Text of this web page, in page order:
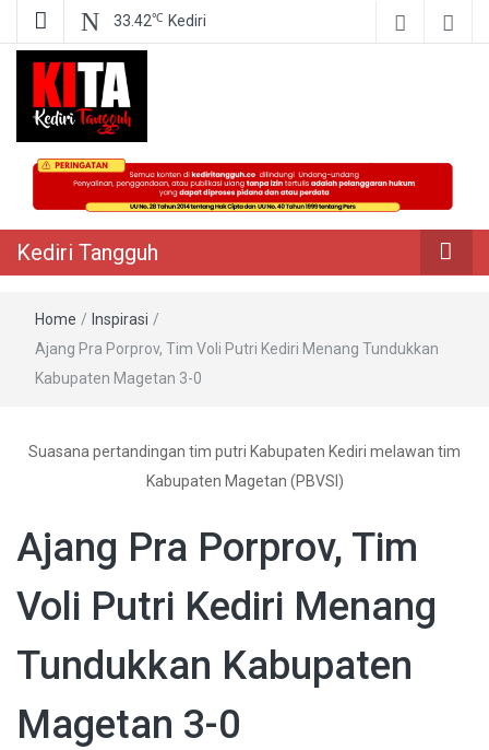
33.42℃ Kediri
Kediri Tangguh
Berita Akurat Terpercaya
Kediri Tangguh
Home / Inspirasi /
Ajang Pra Porprov, Tim Voli Putri Kediri Menang Tundukkan
Kabupaten Magetan 3-0
Suasana pertandingan tim putri Kabupaten Kediri melawan tim
Kabupaten Magetan (PBVSI)
Ajang Pra Porprov, Tim
Voli Putri Kediri Menang
Tundukkan Kabupaten
Magetan 3-0